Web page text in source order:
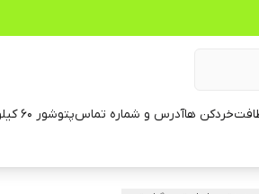
خردکن هاآدرس و شماره تماسپتوشور ۶۰ کیلویی